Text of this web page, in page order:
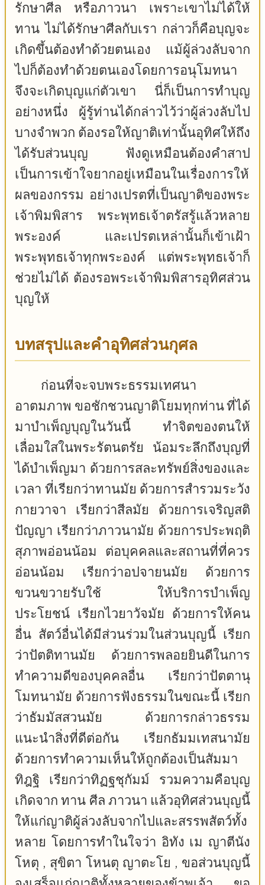
รักษาศีล หรือภาวนา เพราะเขาไม่ได้ให้
ทาน ไม่ได้รักษาศีลกับเรา กล่าวก็คือบุญจะ
เกิดขึ้นต้องทำด้วยตนเอง แม้ผู้ล่วงลับจาก
ไปก็ต้องทำด้วยตนเองโดยการอนุโมทนา
จึงจะเกิดบุญแก่ตัวเขา นี่ก็เป็นการทำบุญ
อย่างหนึ่ง ผู้รู้ท่านได้กล่าวไว้ว่าผู้ล่วงลับไป
บางจำพวก ต้องรอให้ญาติเท่านั้นอุทิศให้ถึง
ได้รับส่วนบุญ ฟังดูเหมือนต้องคำสาป
เป็นการเข้าใจยากอยู่เหมือนในเรื่องการให้
ผลของกรรม อย่างเปรตที่เป็นญาติของพระ
เจ้าพิมพิสาร พระพุทธเจ้าตรัสรู้แล้วหลาย
พระองค์ และเปรตเหล่านั้นก็เข้าเฝ้า
พระพุทธเจ้าทุกพระองค์ แต่พระพุทธเจ้าก็
ช่วยไม่ได้ ต้องรอพระเจ้าพิมพิสารอุทิศส่วน
บุญให้
บทสรุปและคำอุทิศส่วนกุศล
ก่อนที่จะจบพระธรรมเทศนา
อาตมภาพ ขอชักชวนญาติโยมทุกท่าน ที่ได้
มาบำเพ็ญบุญในวันนี้ ทำจิตของตนให้
เลื่อมใสในพระรัตนตรัย น้อมระลึกถึงบุญที่
ได้บำเพ็ญมา ด้วยการสละทรัพย์สิ่งของและ
เวลา ที่เรียกว่าทานมัย ด้วยการสำรวมระวัง
กายวาจา เรียกว่าสีลมัย ด้วยการเจริญสติ
ปัญญา เรียกว่าภาวนามัย ด้วยการประพฤติ
สุภาพอ่อนน้อม ต่อบุคคลและสถานที่ที่ควร
อ่อนน้อม เรียกว่าอปจายนมัย ด้วยการ
ขวนขวายรับใช้ ให้บริการบำเพ็ญ
ประโยชน์ เรียกไวยาวัจมัย ด้วยการให้คน
อื่น สัตว์อื่นได้มีส่วนร่วมในส่วนบุญนี้ เรียก
ว่าปัตติทานมัย ด้วยการพลอยยินดีในการ
ทำความดีของบุคคลอื่น เรียกว่าปัตตานุ
โมทนามัย ด้วยการฟังธรรมในขณะนี้ เรียก
ว่าธัมมัสสวนมัย ด้วยการกล่าวธรรม
แนะนำสิ่งที่ดีต่อกัน เรียกธัมมเทสนามัย
ด้วยการทำความเห็นให้ถูกต้องเป็นสัมมา
ทิฎฐิ เรียกว่าทิฏฐชุกัมม์ รวมความคือบุญ
เกิดจาก ทาน ศีล ภาวนา แล้วอุทิศส่วนบุญนี้
ให้แก่ญาติผู้ล่วงลับจากไปและสรรพสัตว์ทั้ง
หลาย โดยการทำในใจว่า อิทัง เม ญาตีนัง
โหตุ , สุขิตา โหนตุ ญาตะโย , ขอส่วนบุญนี้